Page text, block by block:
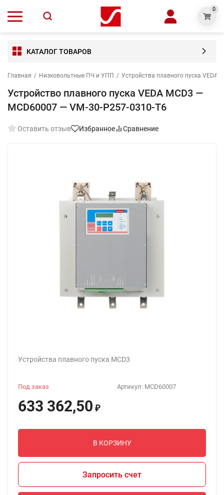
0
КАТАЛОГ ТОВАРОВ
Главная / Низковольтные ПЧ и УПП / Устройства плавного пуска VEDA
Устройство плавного пуска VEDA MCD3 —
MCD60007 — VM-30-P257-0310-T6
Оставить отзыв Избранное Сравнение
Устройства плавного пуска MCD3
Артикул: MCD60007
Под заказ
633 362,50 ₽
В КОРЗИНУ
Запросить счет